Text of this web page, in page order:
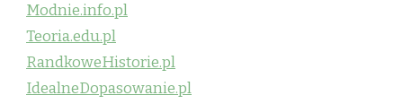
Modnie.info.pl
Teoria.edu.pl
RandkoweHistorie.pl
IdealneDopasowanie.pl